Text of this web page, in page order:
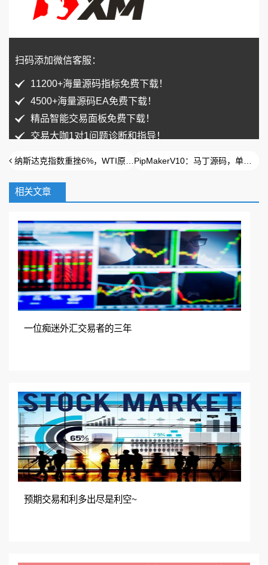
扫码添加微信客服：
11200+海量源码指标免费下载！
4500+海量源码EA免费下载！
精品智能交易面板免费下载！
交易大咖1对1问题诊断和指导！
扫码加入QQ群免费领取
在线咨询 加入QQ群
纳斯达克指数重挫6%，WTI原油冲高回落
相关文章
一位痴迷外汇交易者的三年
预期交易和利多出尽是利空~